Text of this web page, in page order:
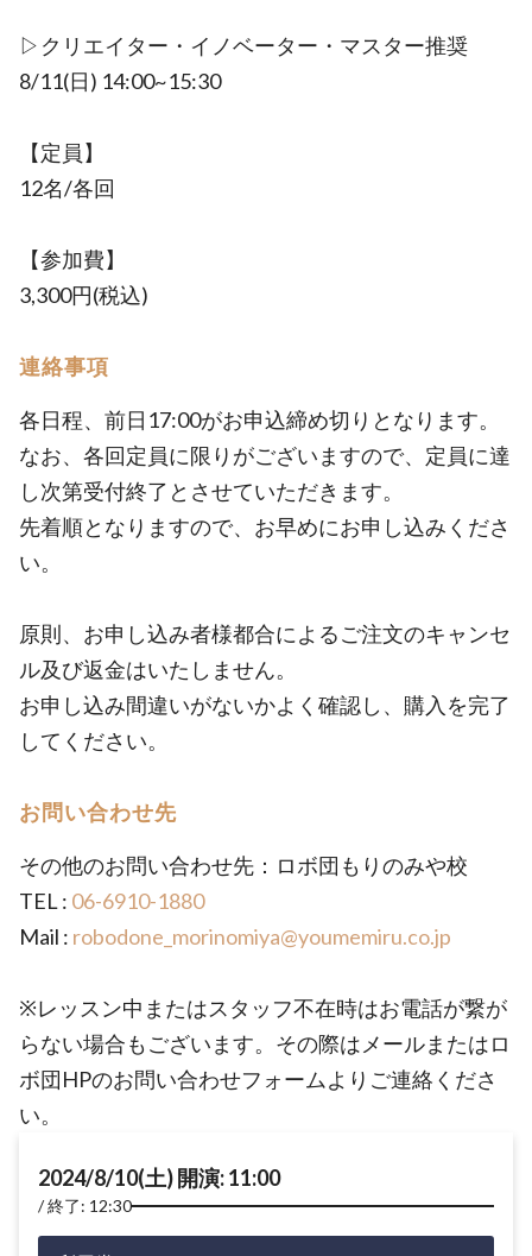
▷クリエイター・イノベーター・マスター推奨
8/11(日) 14:00~15:30
【定員】
12名/各回
【参加費】
3,300円(税込)
連絡事項
各日程、前日17:00がお申込締め切りとなります。
なお、各回定員に限りがございますので、定員に達
し次第受付終了とさせていただきます。
先着順となりますので、お早めにお申し込みくださ
い。
原則、お申し込み者様都合によるご注文のキャンセ
ル及び返金はいたしません。
お申し込み間違いがないかよく確認し、購入を完了
してください。
お問い合わせ先
その他のお問い合わせ先：ロボ団もりのみや校
TEL : 06-6910-1880
Mail : robodone_morinomiya@youmemiru.co.jp
※レッスン中またはスタッフ不在時はお電話が繋が
らない場合もございます。その際はメールまたはロ
ボ団HPのお問い合わせフォームよりご連絡くださ
い。
2024/8/10(土) 開演: 11:00
終了: 12:30